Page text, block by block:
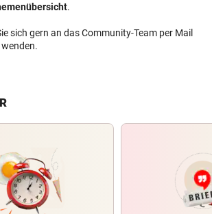
.
sich gern an das Community-Team per Mail
wenden.